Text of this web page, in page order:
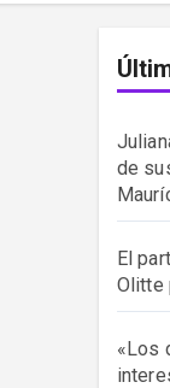
de
El
Olitte
«Los